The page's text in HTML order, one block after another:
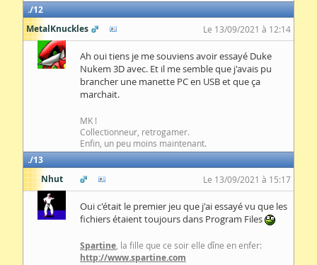
12
MetalKnuckles
Le 13/09/2021 à 12:14
Ah oui tiens je me souviens avoir essayé Duke
Nukem 3D avec. Et il me semble que j'avais pu
brancher une manette PC en USB et que ça
marchait.
MK !
Collectionneur, retrogamer.
Enfin, un peu moins maintenant.
13
Nhut
Le 13/09/2021 à 15:17
Oui c'était le premier jeu que j'ai essayé vu que les
fichiers étaient toujours dans Program Files
Spartine, la fille que ce soir elle dîne en enfer:
http://www.spartine.com